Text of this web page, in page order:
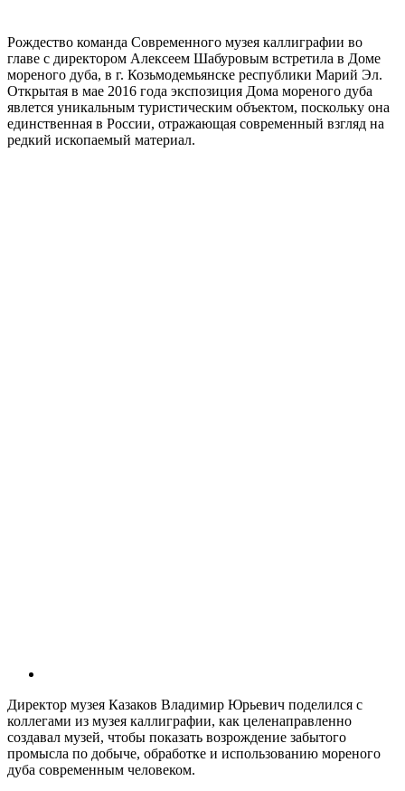
Рождество команда Современного музея каллиграфии во
главе с директором Алексеем Шабуровым встретила в Доме
мореного дуба, в г. Козьмодемьянске республики Марий Эл.
Открытая в мае 2016 года экспозиция Дома мореного дуба
явлется уникальным туристическим объектом, поскольку она
единственная в России, отражающая современный взгляд на
редкий ископаемый материал.
Директор музея Казаков Владимир Юрьевич поделился с
коллегами из музея каллиграфии, как целенаправленно
создавал музей, чтобы показать возрождение забытого
промысла по добыче, обработке и использованию мореного
дуба современным человеком.